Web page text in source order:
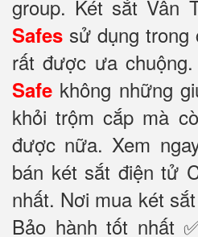
group. Két sắt Vân
Safes sử dụng trong
rất được ưa
Safe không những
khỏi trộm cắp mà
được nữa. Xem
bán két sắt điện tử
nhất. Nơi mua két
Bảo hành tốt nhất